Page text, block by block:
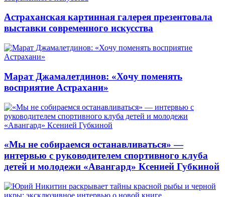
Астраханская картинная галерея презентовала
выставки современного искусства
Марат Джамалетдинов: «Хочу поменять
восприятие Астрахани»
«Мы не собираемся останавливаться» —
интервью с руководителем спортивного клуба
детей и молодежи «Авангард» Ксенией Губкиной